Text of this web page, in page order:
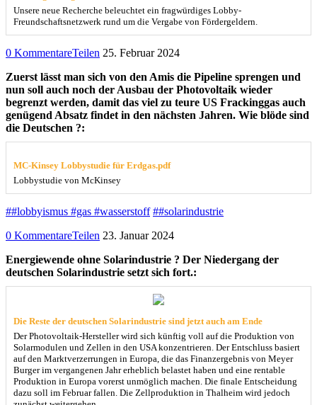
Unsere neue Recherche beleuchtet ein fragwürdiges Lobby-
Freundschaftsnetzwerk rund um die Vergabe von Fördergeldern.
0 KommentareTeilen 25. Februar 2024
Zuerst lässt man sich von den Amis die Pipeline sprengen und
nun soll auch noch der Ausbau der Photovoltaik wieder
begrenzt werden, damit das viel zu teure US Frackinggas auch
genügend Absatz findet in den nächsten Jahren. Wie blöde sind
die Deutschen ?:
MC-Kinsey Lobbystudie für Erdgas.pdf
Lobbystudie von McKinsey
##lobbyismus #gas #wasserstoff ##solarindustrie
0 KommentareTeilen 23. Januar 2024
Energiewende ohne Solarindustrie ? Der Niedergang der
deutschen Solarindustrie setzt sich fort.:
Die Reste der deutschen Solarindustrie sind jetzt auch am Ende
Der Photovoltaik-Hersteller wird sich künftig voll auf die Produktion von
Solarmodulen und Zellen in den USA konzentrieren. Der Entschluss basiert
auf den Marktverzerrungen in Europa, die das Finanzergebnis von Meyer
Burger im vergangenen Jahr erheblich belastet haben und eine rentable
Produktion in Europa vorerst unmöglich machen. Die finale Entscheidung
dazu soll im Februar fallen. Die Zellproduktion in Thalheim wird jedoch